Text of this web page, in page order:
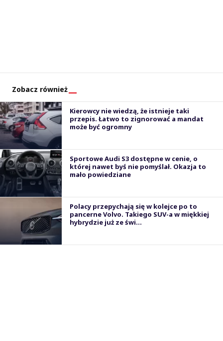
Zobacz również
Kierowcy nie wiedzą, że istnieje taki
przepis. Łatwo to zignorować a mandat
może być ogromny
Sportowe Audi S3 dostępne w cenie, o
której nawet byś nie pomyślał. Okazja to
mało powiedziane
Polacy przepychają się w kolejce po to
pancerne Volvo. Takiego SUV-a w miękkiej
hybrydzie już ze świ...